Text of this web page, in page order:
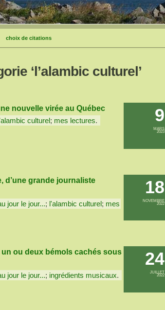
choix de citations
‘l’alambic culturel’
9
MARS
2023
nouvelle virée au Québec
culturel; mes lectures.
18
NOVEMBRE
2022
d’une grande journaliste
jour le jour...; l'alambic culturel; mes
24
JUILLET
2022
ou deux bémols cachés sous
jour le jour...; ingrédients musicaux.